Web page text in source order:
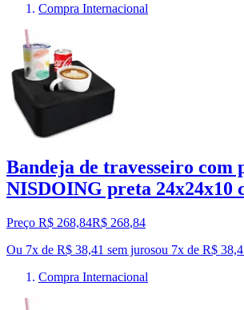
Compra Internacional
Bandeja de travesseiro com
NISDOING preta 24x24x10
Preço R$ 268,84R$ 268,84
Ou 7x de R$ 38,41 sem jurosou 7x de R$
Compra Internacional